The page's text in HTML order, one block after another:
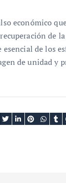
económico
de
de los
de unidad y